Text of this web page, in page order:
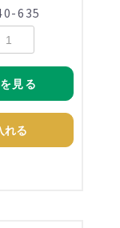
635
見る
れる